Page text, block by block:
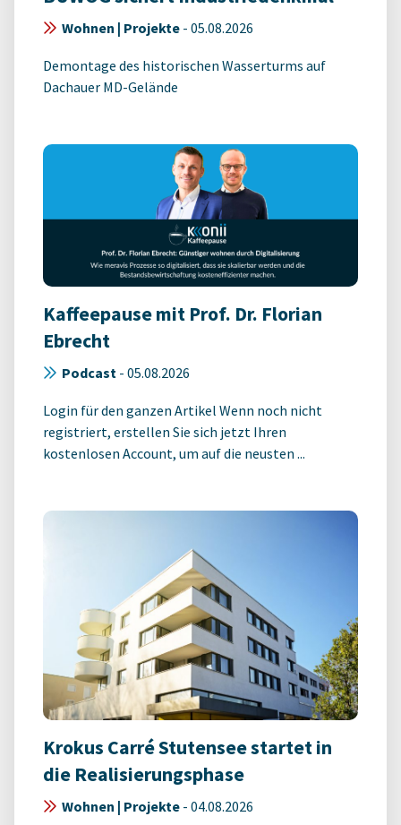
Wohnen | Projekte - 05.08.2026
Demontage des historischen Wasserturms auf
Dachauer MD-Gelände
Kaffeepause mit Prof. Dr. Florian
Ebrecht
Podcast - 05.08.2026
Login für den ganzen Artikel Wenn noch nicht
registriert, erstellen Sie sich jetzt Ihren
kostenlosen Account, um auf die neusten ...
Krokus Carré Stutensee startet in
die Realisierungsphase
Wohnen | Projekte - 04.08.2026